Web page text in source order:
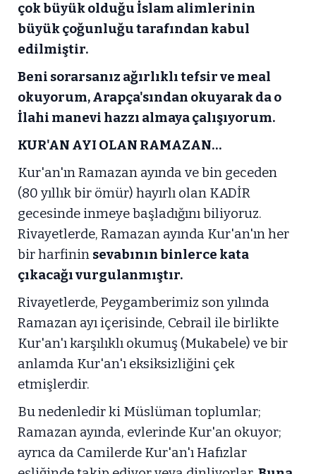
çok büyük olduğu İslam alimlerinin
büyük çoğunluğu tarafından kabul
edilmiştir.
Beni sorarsanız ağırlıklı tefsir ve meal
okuyorum, Arapça'sından okuyarak da o
İlahi manevi hazzı almaya çalışıyorum.
KUR'AN AYI OLAN RAMAZAN…
Kur'an'ın Ramazan ayında ve bin geceden
(80 yıllık bir ömür) hayırlı olan KADİR
gecesinde inmeye başladığını biliyoruz.
Rivayetlerde, Ramazan ayında Kur'an'ın her
bir harfinin sevabının binlerce kata
çıkacağı vurgulanmıştır.
Rivayetlerde, Peygamberimiz son yılında
Ramazan ayı içerisinde, Cebrail ile birlikte
Kur'an'ı karşılıklı okumuş (Mukabele) ve bir
anlamda Kur'an'ı eksiksizliğini çek
etmişlerdir.
Bu nedenledir ki Müslüman toplumlar;
Ramazan ayında, evlerinde Kur'an okuyor;
ayrıca da Camilerde Kur'an'ı Hafızlar